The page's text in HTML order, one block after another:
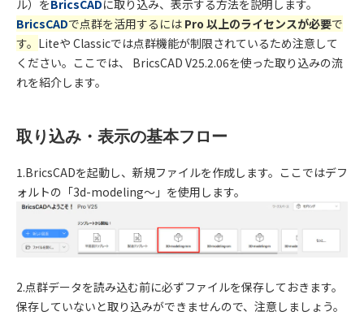
ル）をBricsCADに取り込み、表示する方法を説明します。
BricsCADで点群を活用するには Pro 以上のライセンスが必要で
す。 Liteや Classicでは点群機能が制限されているため注意して
ください。ここでは、
BricsCAD V25.2.06を使った取り込みの流
れを紹介します。
取り込み・表示の基本フロー
1.BricsCADを起動し、新規ファイルを作成します。ここではデフ
ォルトの「3d-modeling～」を使用します。
2.点群データを読み込む前に必ずファイルを保存しておきます。
保存していないと取り込みができませんので、注意しましょう。